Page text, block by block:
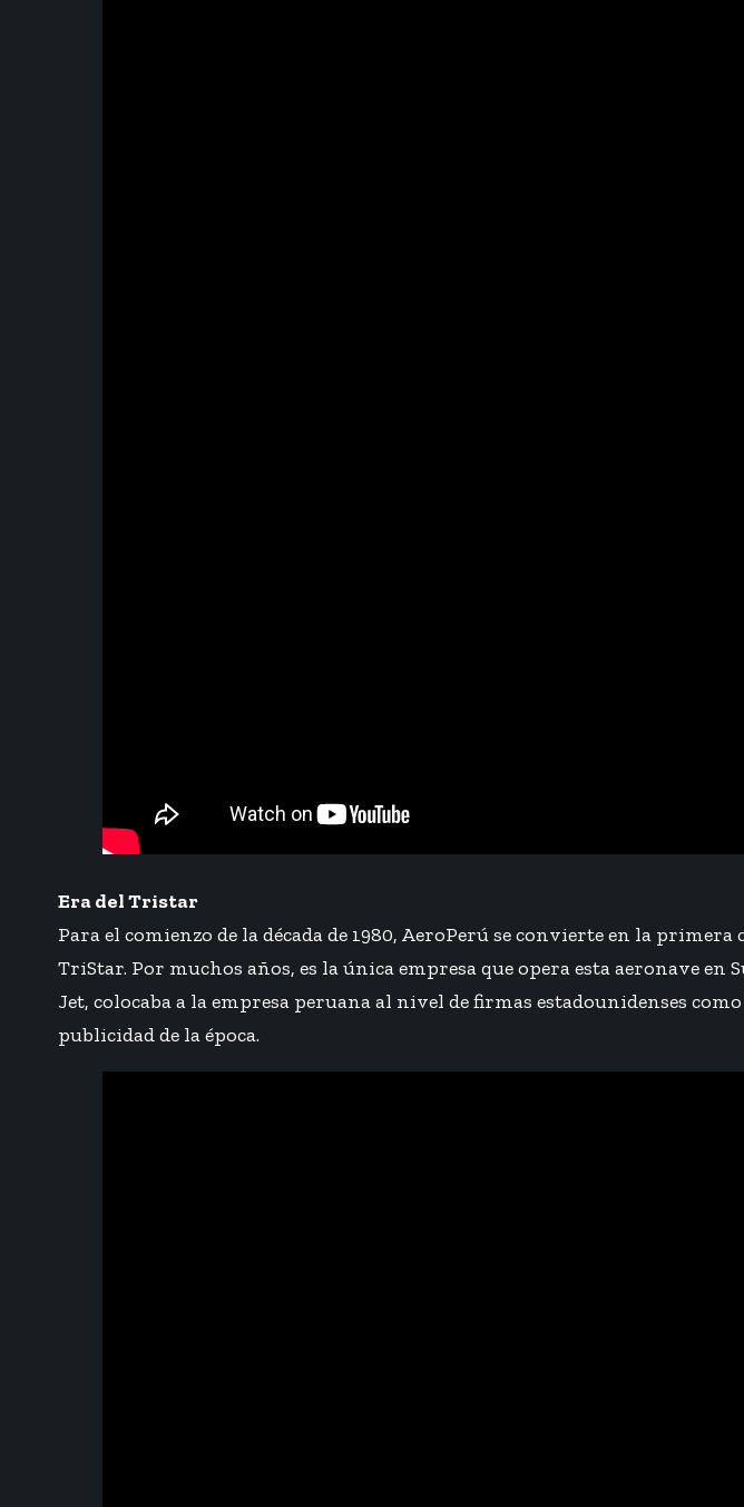
Era del Tristar
Para el comienzo de la década de 1980, AeroPerú se convierte en la
TriStar. Por muchos años, es la única empresa que opera esta aeronave
Jet, colocaba a la empresa peruana al nivel de firmas estadounidenses
publicidad de la época.